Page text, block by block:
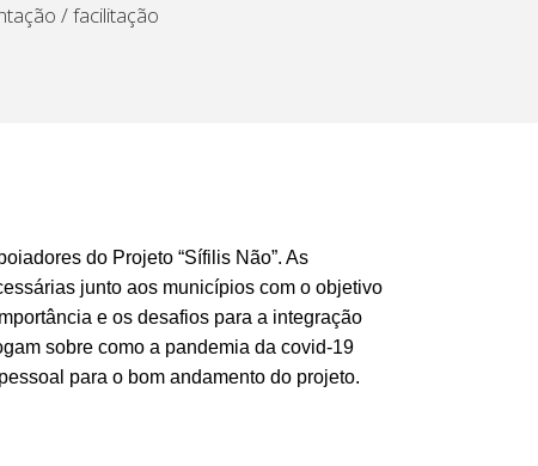
/ facilitação
do Projeto “Sífilis Não”. As
junto aos municípios com o objetivo
e os desafios para a integração
sobre como a pandemia da covid-19
para o bom andamento do projeto.